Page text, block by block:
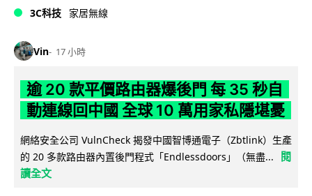
3C科技 家居無線
Vin 17 小時
逾 20 款平價路由器爆後門 每 35 秒自
動連線回中國 全球 10 萬用家私隱堪憂
網絡安全公司 VulnCheck 揭發中國智博通電子（Zbtlink）生產
的 20 多款路由器內置後門程式「Endlessdoors」（無盡...
閱
讀全文